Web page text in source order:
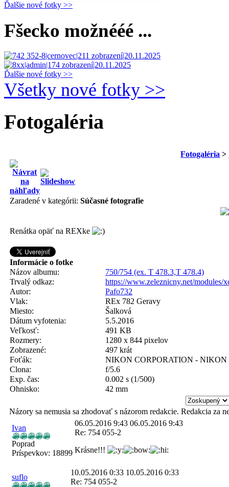
Ďalšie nové fotky >>
Fšecko možnééé ...
Ďalšie nové fotky >>
Všetky nové fotky >>
Fotogaléria
Fotogaléria >
Zaradené v kategórii: Súčasné fotografie
Renátka opäť na REXke
Informácie o fotke
Názov albumu:
750/754 (ex. T 478.3,T 478.4)
Trvalý odkaz:
https://www.zeleznicny.net/modules/
Autor:
Pafo732
Vlak:
REx 782 Geravy
Miesto:
Šalková
Dátum vyfotenia:
5.5.2016
Veľkosť:
491 KB
Rozmery:
1280 x 844 pixelov
Zobrazené:
497 krát
Foťák:
NIKON CORPORATION - NIKON
Clona:
f/5.6
Exp. čas:
0.002 s (1/500)
Ohnisko:
42 mm
Názory sa nemusia sa zhodovať s názorom redakcie. Redakcia za
Ivan
Poprad
Príspevkov: 18899
06.05.2016 9:43 06.05.2016 9:43
Re: 754 055-2
Krásne!!!
suflo
10.05.2016 0:33 10.05.2016 0:33
Re: 754 055-2